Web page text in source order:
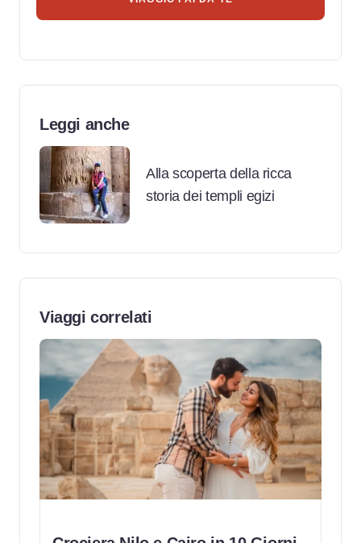
Leggi anche
Alla scoperta della ricca
storia dei templi egizi
Viaggi correlati